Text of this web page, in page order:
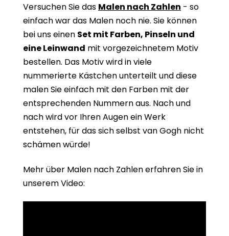
Versuchen Sie das Malen nach Zahlen - so
einfach war das Malen noch nie. Sie können
bei uns einen Set mit Farben, Pinseln und
eine Leinwand mit vorgezeichnetem Motiv
bestellen. Das Motiv wird in viele
nummerierte Kästchen unterteilt und diese
malen Sie einfach mit den Farben mit der
entsprechenden Nummern aus. Nach und
nach wird vor Ihren Augen ein Werk
entstehen, für das sich selbst van Gogh nicht
schämen würde!
Mehr über Malen nach Zahlen erfahren Sie in
unserem Video: